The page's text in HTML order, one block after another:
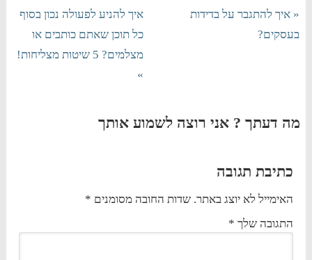
« איך להתגבר על בדידות
בעסקים?
איך להניע לפעולה נכון בסוף
כל תוכן שאתם כותבים או
מצלמים? 5 שיטות מצליחות!
»
מה דעתך ? אני רוצה לשמוע אותך
כתיבת תגובה
האימייל לא יוצג באתר. שדות החובה מסומנים *
התגובה שלך *